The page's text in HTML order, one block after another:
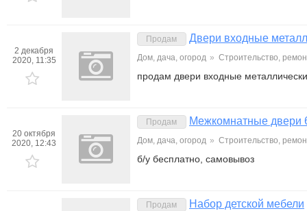
2 декабря
2020, 11:35
Продам Двери входные
Дом, дача, огород » Строительство,
продам двери входные
20 октября
2020, 12:43
Продам Межкомнатные двери
Дом, дача, огород » Строительство,
б/у бесплатно, самовывоз
Продам Набор детской мебели